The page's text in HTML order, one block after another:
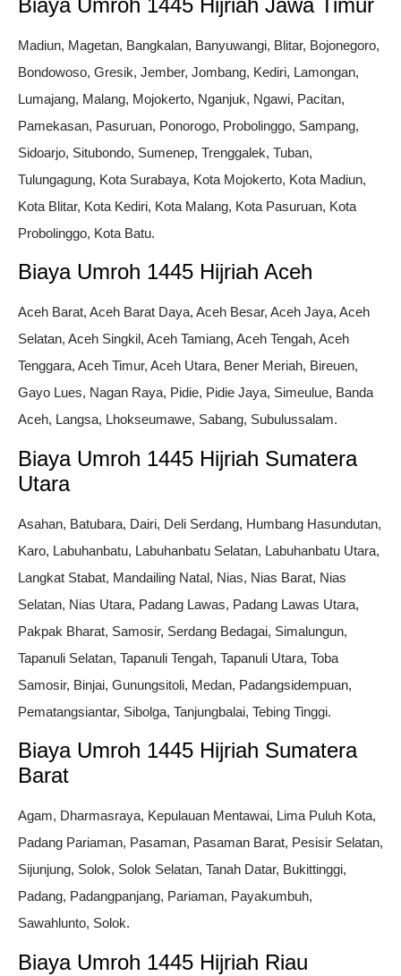
Biaya Umroh 1445 Hijriah Jawa Timur
Madiun, Magetan, Bangkalan, Banyuwangi, Blitar, Bojonegoro,
Bondowoso, Gresik, Jember, Jombang, Kediri, Lamongan,
Lumajang, Malang, Mojokerto, Nganjuk, Ngawi, Pacitan,
Pamekasan, Pasuruan, Ponorogo, Probolinggo, Sampang,
Sidoarjo, Situbondo, Sumenep, Trenggalek, Tuban,
Tulungagung, Kota Surabaya, Kota Mojokerto, Kota Madiun,
Kota Blitar, Kota Kediri, Kota Malang, Kota Pasuruan, Kota
Probolinggo, Kota Batu.
Biaya Umroh 1445 Hijriah Aceh
Aceh Barat, Aceh Barat Daya, Aceh Besar, Aceh Jaya, Aceh
Selatan, Aceh Singkil, Aceh Tamiang, Aceh Tengah, Aceh
Tenggara, Aceh Timur, Aceh Utara, Bener Meriah, Bireuen,
Gayo Lues, Nagan Raya, Pidie, Pidie Jaya, Simeulue, Banda
Aceh, Langsa, Lhokseumawe, Sabang, Subulussalam.
Biaya Umroh 1445 Hijriah Sumatera
Utara
Asahan, Batubara, Dairi, Deli Serdang, Humbang Hasundutan,
Karo, Labuhanbatu, Labuhanbatu Selatan, Labuhanbatu Utara,
Langkat Stabat, Mandailing Natal, Nias, Nias Barat, Nias
Selatan, Nias Utara, Padang Lawas, Padang Lawas Utara,
Pakpak Bharat, Samosir, Serdang Bedagai, Simalungun,
Tapanuli Selatan, Tapanuli Tengah, Tapanuli Utara, Toba
Samosir, Binjai, Gunungsitoli, Medan, Padangsidempuan,
Pematangsiantar, Sibolga, Tanjungbalai, Tebing Tinggi.
Biaya Umroh 1445 Hijriah Sumatera
Barat
Agam, Dharmasraya, Kepulauan Mentawai, Lima Puluh Kota,
Padang Pariaman, Pasaman, Pasaman Barat, Pesisir Selatan,
Sijunjung, Solok, Solok Selatan, Tanah Datar, Bukittinggi,
Padang, Padangpanjang, Pariaman, Payakumbuh,
Sawahlunto, Solok.
Biaya Umroh 1445 Hijriah Riau